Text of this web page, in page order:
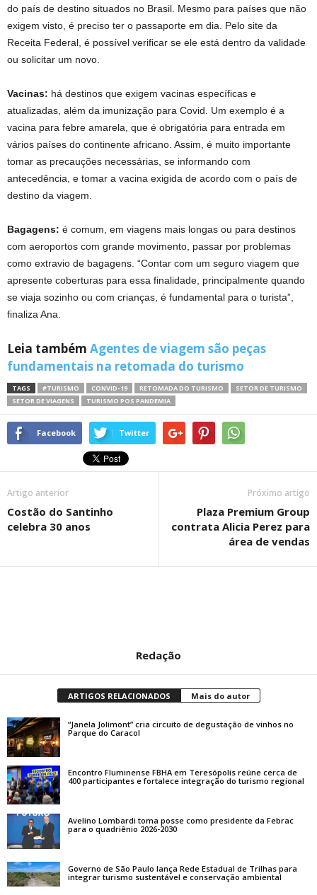
do país de destino situados no Brasil. Mesmo para países que não
exigem visto, é preciso ter o passaporte em dia. Pelo site da
Receita Federal, é possível verificar se ele está dentro da validade
ou solicitar um novo.
Vacinas: há destinos que exigem vacinas específicas e
atualizadas, além da imunização para Covid. Um exemplo é a
vacina para febre amarela, que é obrigatória para entrada em
vários países do continente africano. Assim, é muito importante
tomar as precauções necessárias, se informando com
antecedência, e tomar a vacina exigida de acordo com o país de
destino da viagem.
Bagagens: é comum, em viagens mais longas ou para destinos
com aeroportos com grande movimento, passar por problemas
como extravio de bagagens. “Contar com um seguro viagem que
apresente coberturas para essa finalidade, principalmente quando
se viaja sozinho ou com crianças, é fundamental para o turista”,
finaliza Ana.
Leia também Agentes de viagem são peças
fundamentais na retomada do turismo
TAGS #TURISMO CONVID-19 RETOMADA DO TURISMO
SETOR DE TURISMO
SETOR DE VIAGENS
TURISMO POS PANDEMIA
Facebook Twitter
Artigo anterior
Costão do Santinho
celebra 30 anos
Próximo artigo
Plaza Premium Group
contrata Alicia Perez para
área de vendas
Redação
ARTIGOS RELACIONADOS Mais do autor
“Janela Jolimont” cria circuito de degustação de vinhos no
Parque do Caracol
Encontro Fluminense FBHA em Teresópolis reúne cerca de
400 participantes e fortalece integração do turismo regional
Avelino Lombardi toma posse como presidente da Febrac
para o quadriênio 2026-2030
Governo de São Paulo lança Rede Estadual de Trilhas para
integrar turismo sustentável e conservação ambiental